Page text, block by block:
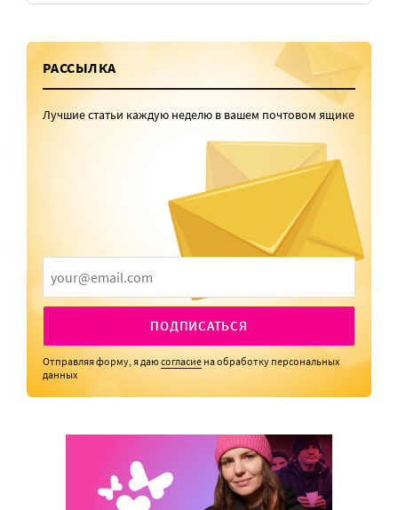
РАССЫЛКА
Лучшие статьи каждую неделю в вашем почтовом ящике
ПОДПИСАТЬСЯ
Отправляя форму, я даюсогласие на обработку персональных
данных